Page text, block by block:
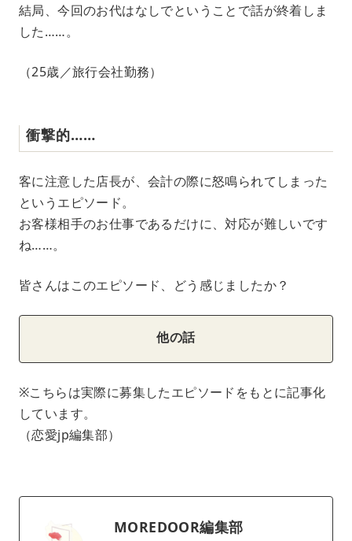
結局、今回のお代はなしでということで話が終着しま
した……。
（25歳／旅行会社勤務）
衝撃的……
客に注意した店長が、会計の際に怒鳴られてしまった
というエピソード。
お客様相手のお仕事であるだけに、対応が難しいです
ね……。
皆さんはこのエピソード、どう感じましたか？
他の話
※こちらは実際に募集したエピソードをもとに記事化
しています。
（恋愛jp編集部）
MOREDOOR編集部